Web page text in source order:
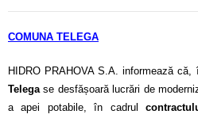
COMUNA TELEGA
HIDRO PRAHOVA S.A. informează
Telega se desfășoară lucrări de
a apei potabile, în cadrul